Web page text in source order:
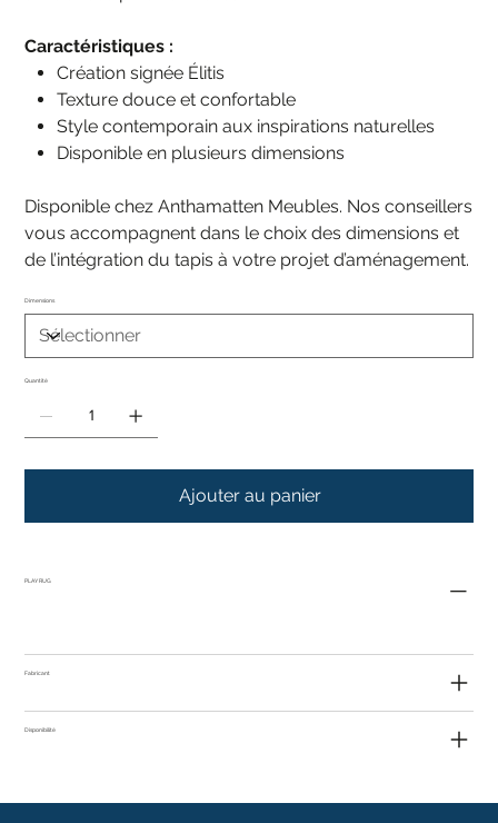
Caractéristiques :
Création signée Élitis
Texture douce et confortable
Style contemporain aux inspirations naturelles
Disponible en plusieurs dimensions
Disponible chez Anthamatten Meubles. Nos conseillers
vous accompagnent dans le choix des dimensions et
de l’intégration du tapis à votre projet d’aménagement.
Dimensions
Quantité
Ajouter au panier
PLAY RUG
Fabricant
Disponibilité